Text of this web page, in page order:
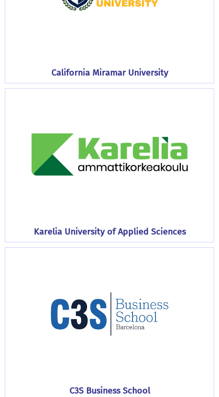
California Miramar University
Karelia University of Applied Sciences
C3S Business School